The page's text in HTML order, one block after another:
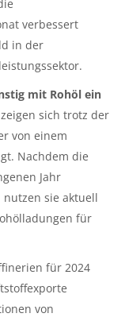
verbessert
in der
mit Rohöl ein
sich trotz der
von einem
Nachdem die
Jahr
nutzen sie aktuell
für
für 2024
von